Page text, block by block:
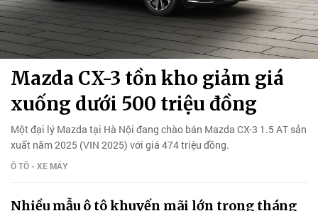
Mazda CX-3 tồn kho giảm giá
xuống dưới 500 triệu đồng
Một đại lý Mazda tại Hà Nội đang chào bán Mazda CX-3 1.5 AT sản
xuất năm 2025 (VIN 2025) với giá 474 triệu đồng.
Ô TÔ - XE MÁY
Nhiều mẫu ô tô khuyến mãi lớn trong tháng